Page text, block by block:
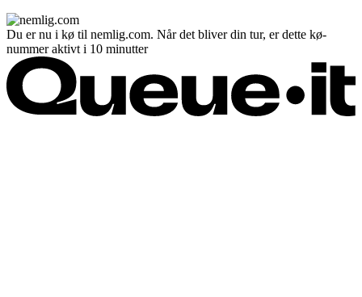
Du er nu i kø til nemlig.com. Når det bliver din tur, er dette kø-
nummer aktivt i 10 minutter